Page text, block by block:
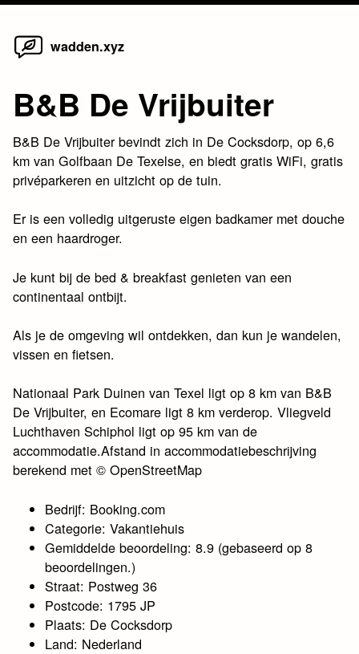
Skip
wadden.xyz
B&B De Vrijbuiter
B&B De Vrijbuiter bevindt zich in De Cocksdorp, op 6,6
km van Golfbaan De Texelse, en biedt gratis WiFi, gratis
privéparkeren en uitzicht op de tuin.
Er is een volledig uitgeruste eigen badkamer met douche
en een haardroger.
Je kunt bij de bed & breakfast genieten van een
continentaal ontbijt.
Als je de omgeving wil ontdekken, dan kun je wandelen,
vissen en fietsen.
Nationaal Park Duinen van Texel ligt op 8 km van B&B
De Vrijbuiter, en Ecomare ligt 8 km verderop. Vliegveld
Luchthaven Schiphol ligt op 95 km van de
accommodatie.Afstand in accommodatiebeschrijving
berekend met © OpenStreetMap
Bedrijf: Booking.com
Categorie: Vakantiehuis
Gemiddelde beoordeling: 8.9 (gebaseerd op 8
beoordelingen.)
Straat: Postweg 36
Postcode: 1795 JP
Plaats: De Cocksdorp
Land: Nederland